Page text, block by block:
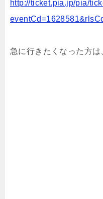
http://ticket.pia.jp/pia/
急に行きたくなった方は